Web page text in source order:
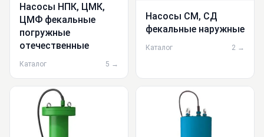
Насосы НПК, ЦМК,
ЦМФ фекальные
погружные
отечественные
Каталог 5 →
Насосы СМ, СД
фекальные наружные
Каталог 2 →